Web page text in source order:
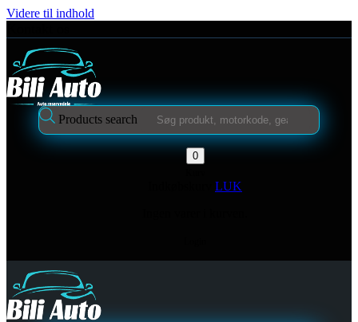
Videre til indhold
Products search
0
LUK